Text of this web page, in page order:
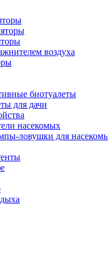
воздуха
биотуалеты
для дачи
насекомых
ловушки для